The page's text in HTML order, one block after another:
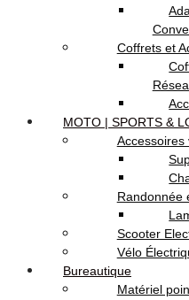
Accessoires et
Casque &
Sacoche &
Claviers
Ensemble
Tapis De
Lecteur De
Webcam
Logiciels
Sécurité
Microsoft
Coffrets et
MOTO | SPORTS &
Accessoires
Randonnée
Scooter
Vélo
Bureautique
Matériel